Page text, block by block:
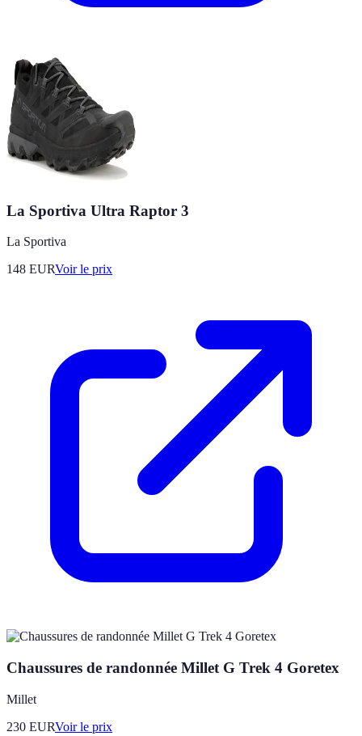
La Sportiva Ultra Raptor 3
La Sportiva
148 EURVoir le prix
Chaussures de randonnée Millet G Trek 4 Goretex
Millet
230 EURVoir le prix